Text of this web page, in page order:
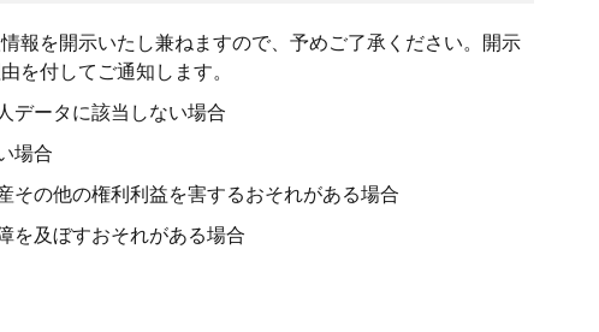
報を開示いたし兼ねますので、予めご了承ください。開示
を付してご通知します。
データに該当しない場合
場合
その他の権利利益を害するおそれがある場合
を及ぼすおそれがある場合